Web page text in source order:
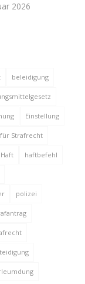
2026
beleidigung
Einstellung
Strafrecht
Haft haftbefehl
polizei